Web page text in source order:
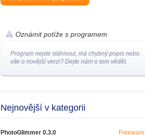
Oznámit potíže s programem
Program nejde stáhnout, má chybný popis nebo
víte o novější verzi? Dejte nám o tom vědět.
Nejnovější v kategorii
PhotoGlimmer 0.3.0 Freeware